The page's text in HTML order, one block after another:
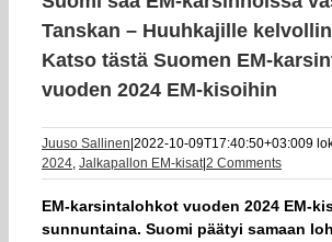
Tanskan – Huuhkajille
Katso tästä Suomen EM-
vuoden 2024 EM-kisoihin
Juuso Sallinen 2022-10-09T17:40:50+03:009
2024, Jalkapallon EM-kisat|2 Comments
EM-karsintalohkot vuoden 2024 EM-
sunnuntaina. Suomi päätyi samaan